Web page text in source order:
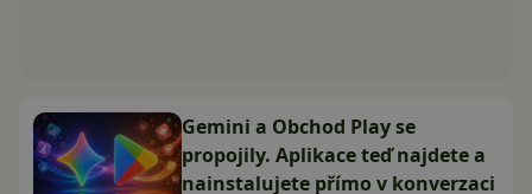
Gemini a Obchod Play se
propojily. Aplikace teď najdete a
nainstalujete přímo v konverzaci